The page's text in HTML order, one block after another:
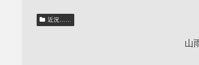
近況……
山